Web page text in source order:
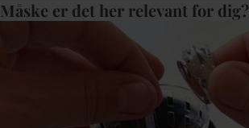
Måske er det her relevant for dig?